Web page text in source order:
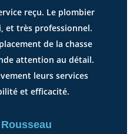
reçu. Le plombier
et très professionnel.
de la chasse
attention au détail.
leurs services
et efficacité.